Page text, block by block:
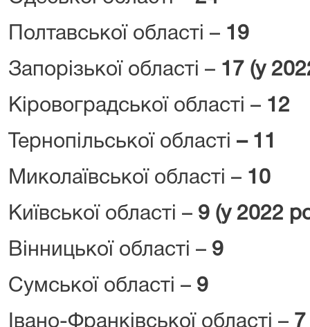
Полтавської області – 19
Запорізької області – 17 (у
Кіровоградської області – 12
Тернопільської області – 11
Миколаївської області – 10
Київської області – 9 (у 2022
Вінницької області – 9
Сумської області – 9
Івано-Франківської області – 7